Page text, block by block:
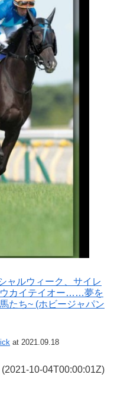
ャルウィーク、サイレ
ウカイテイオー……夢を
たち~ (ホビージャパン
at 2021.09.18
10-04T00:00:01Z)